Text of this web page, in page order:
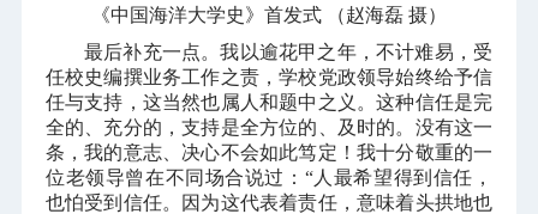
《中国海洋大学史》首发式 （赵海磊 摄）
最后补充一点。我以逾花甲之年，不计难易，受
任校史编撰业务工作之责，学校党政领导始终给予信
任与支持，这当然也属人和题中之义。这种信任是完
全的、充分的，支持是全方位的、及时的。没有这一
条，我的意志、决心不会如此笃定！我十分敬重的一
位老领导曾在不同场合说过：“人最希望得到信任，
也怕受到信任。因为这代表着责任，意味着头拱地也